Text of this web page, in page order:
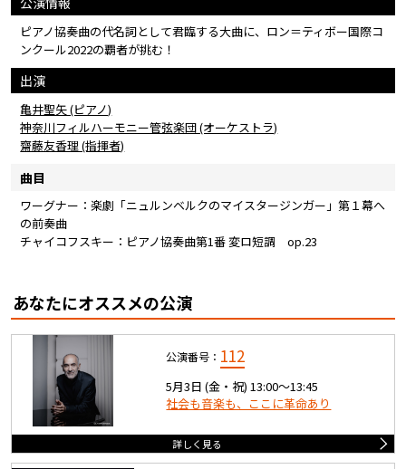
ピアノ協奏曲の代名詞として君臨する大曲に、ロン＝ティボー国際コ
ンクール2022の覇者が挑む！
出演
亀井聖矢 (ピアノ)
神奈川フィルハーモニー管弦楽団 (オーケストラ)
齋藤友香理 (指揮者)
曲目
ワーグナー：楽劇「ニュルンベルクのマイスタージンガー」第１幕へ
の前奏曲
チャイコフスキー：ピアノ協奏曲第1番 変ロ短調 op.23
あなたにオススメの公演
公演番号： 112
5月3日 (金・祝) 13:00〜13:45
社会も音楽も、ここに革命あり
詳しく見る